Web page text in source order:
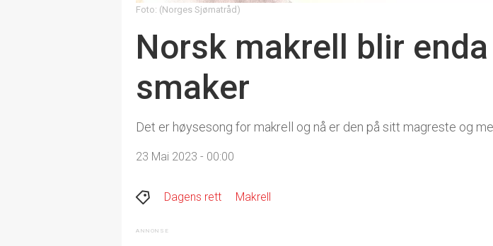
Foto: (Norges Sjømatråd)
Norsk makrell blir
smaker
Det er høysesong for makrell og nå er den på sitt magreste og
23 Mai 2023 - 00:00
Dagens rett Makrell